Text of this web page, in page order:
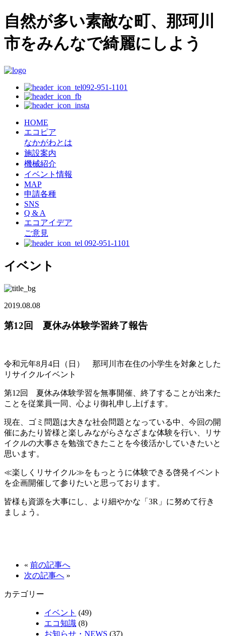
自然が多い素敵な町、那珂川
市をみんなで綺麗にしよう
092-951-1101
HOME
エコピア
なかがわとは
施設案内
機械紹介
イベント情報
MAP
申請各種
SNS
Q & A
エコアイデア
ご意見
092-951-1101
イベント
2019.08.08
第12回 夏休み体験学習終了報告
令和元年8月4日（日） 那珂川市在住の小学生を対象とした
リサイクルイベント
第12回 夏休み体験学習を無事開催、終了することが出来た
ことを従業員一同、心より御礼申し上げます。
現在、ゴミ問題は大きな社会問題となっている中、今回の開
催にあたり皆様と楽しみながらさなざまな体験を行い、リサ
イクルの大事さを勉強できたことを今後活かしていきたいと
思います。
≪楽しくリサイクル≫をもっとうに体験できる啓発イベント
を企画開催して参りたいと思っております。
皆様も資源を大事にし、より細やかな「3R」に努めて行き
ましょう。
« 前の記事へ
次の記事へ »
カテゴリー
イベント (49)
エコ知識 (8)
お知らせ・NEWS (37)